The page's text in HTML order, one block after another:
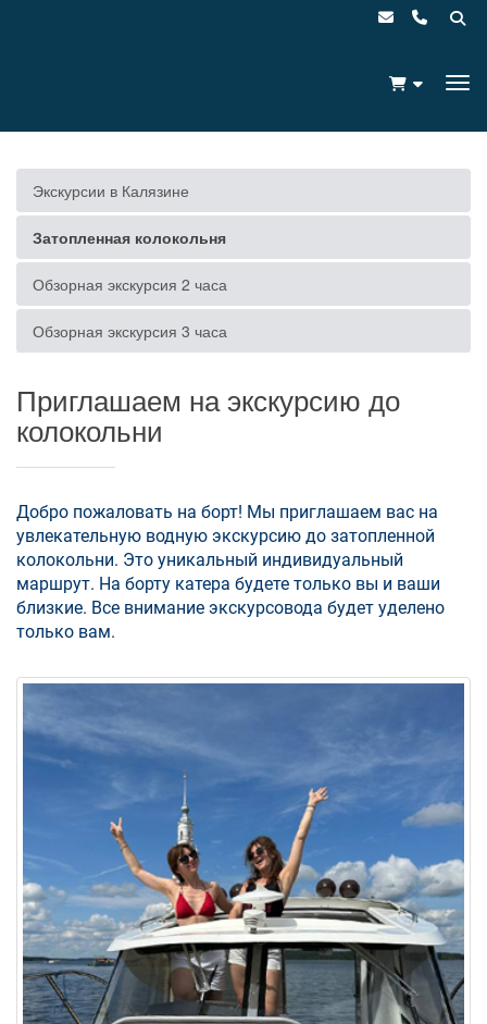
Экскурсии в Калязине
Затопленная колокольня
Обзорная экскурсия 2 часа
Обзорная экскурсия 3 часа
Приглашаем на экскурсию до
колокольни
Добро пожаловать на борт! Мы приглашаем вас на
увлекательную водную экскурсию до затопленной
колокольни. Это уникальный индивидуальный
маршрут. На борту катера будете только вы и ваши
близкие. Все внимание экскурсовода будет уделено
только вам.